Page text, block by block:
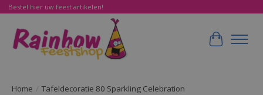
Bestel hier uw feest artikelen!
Home / Tafeldecoratie 80 Sparkling Celebration